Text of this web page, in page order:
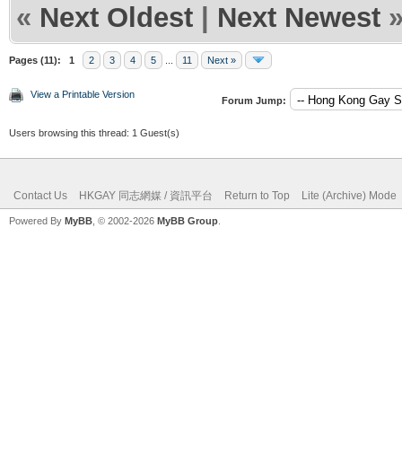
« Next Oldest | Next Newest
Pages (11): 1 2 3 4 5 11 Next »
View a Printable Version
Forum Jump:
Users browsing this thread: 1 Guest(s)
Contact Us HKGAY 同志網媒 / 資訊平台 Return to Top Lite (Archive) Mode
Powered By MyBB , © 2002-2026 MyBB Group